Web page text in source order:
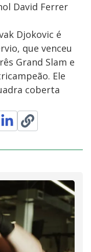
David Ferrer
Djokovic é
que venceu
Grand Slam e
Ele
coberta